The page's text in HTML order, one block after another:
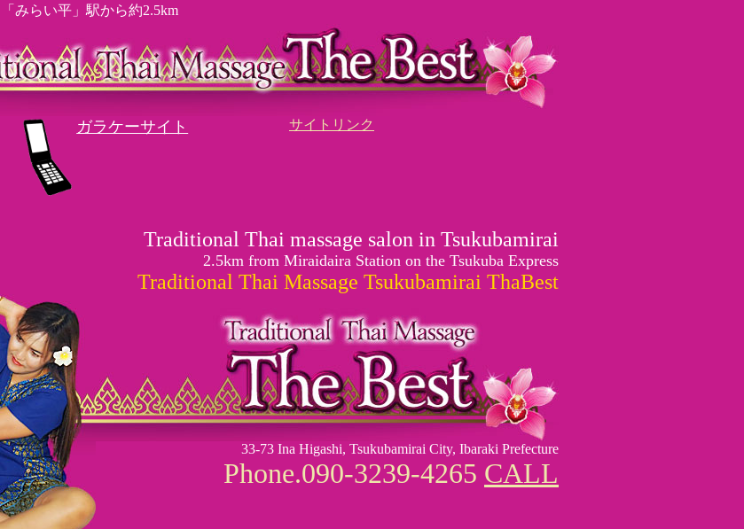
「みらい平」駅から約2.5km
ガラケーサイト サイトリンク
Traditional Thai massage salon in Tsukubamirai
2.5km from Miraidaira Station on the Tsukuba Express
Traditional Thai Massage Tsukubamirai ThaBest
33-73 Ina Higashi, Tsukubamirai City, Ibaraki Prefecture
Phone.090-3239-4265 CALL